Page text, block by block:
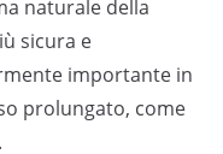
naturale della
sicura e
importante in
prolungato, come